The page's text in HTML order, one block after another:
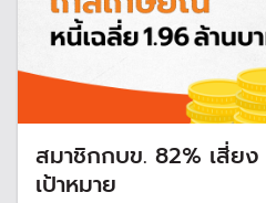
สมาชิกกบข. 82% เสี่ย
เป้าหมาย